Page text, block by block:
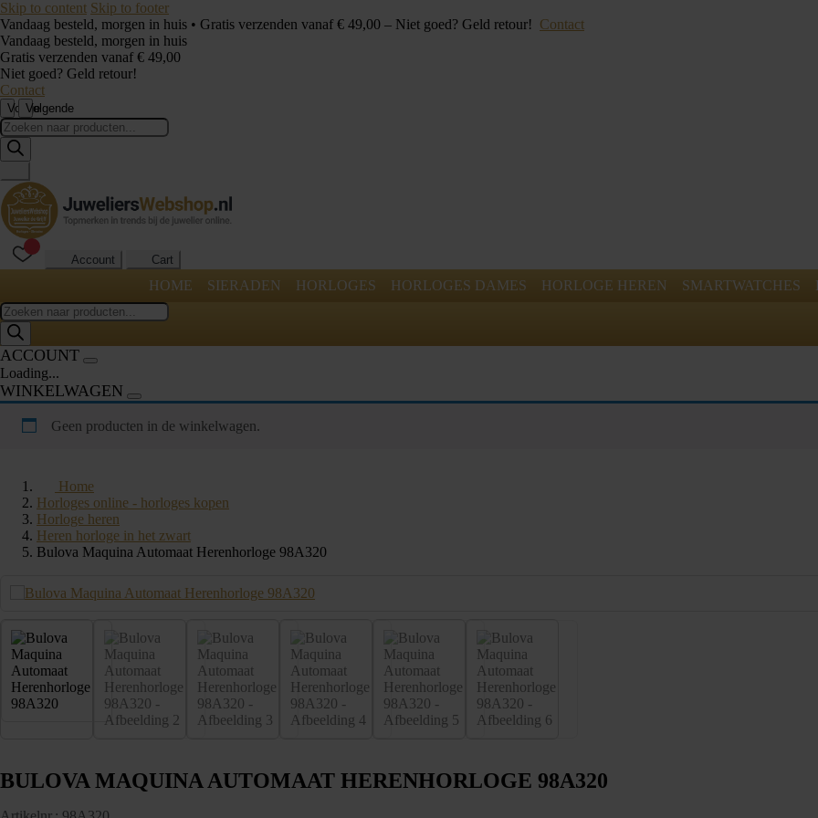
Skip to content Skip to footer
Vandaag besteld, morgen in huis • Gratis verzenden vanaf € 49,00 – Niet goed? Geld retour! Contact
Vandaag besteld, morgen in huis
Gratis verzenden vanaf € 49,00
Niet goed? Geld retour!
Contact
VorigeVolgende
Producten
zoeken
Account Cart
HOME SIERADEN HORLOGES HORLOGES DAMES HORLOGE HEREN SMARTWATCHES
Producten
zoeken
ACCOUNT
Loading...
WINKELWAGEN
Geen producten in de winkelwagen.
Home
Horloges online - horloges kopen
Horloge heren
Heren horloge in het zwart
Bulova Maquina Automaat Herenhorloge 98A320
BULOVA MAQUINA AUTOMAAT HERENHORLOGE 98A320